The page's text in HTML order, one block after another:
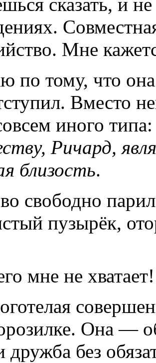
сказать, и
Мне
по тому, что
Вместо
иного
Ричард,
близость.
свободно
пузырёк,
мне не хватает!
Она —
без